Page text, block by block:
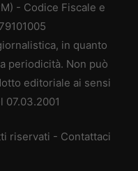
- Codice Fiscale e
in quanto
periodicità. Non può
editoriale ai sensi
07.03.2001
riservati - Contattaci